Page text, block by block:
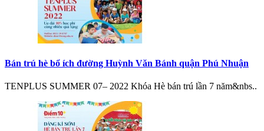
Bán trú hè bổ ích đường Huỳnh Văn Bánh quận Phú Nhuận
TENPLUS SUMMER 07– 2022 Khóa Hè bán trú lần 7 năm&nbs..